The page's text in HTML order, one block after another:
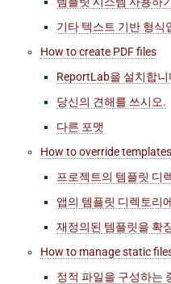
기타 텍스트 기반 형식
How to create PDF files
ReportLab을 설치합니
당신의 견해를 쓰시오.
다른 포맷
How to override templates
프로젝트의 템플릿 디
앱의 템플릿 디렉토리
재정의된 템플릿을 확
How to manage static
정적 파일을 구성하는